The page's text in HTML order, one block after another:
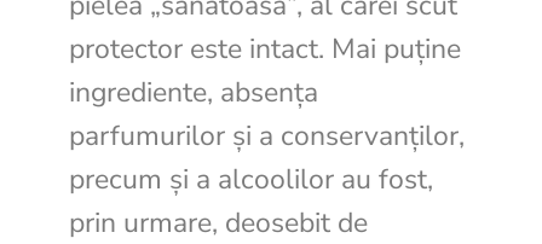
protector este intact. Mai puține
ingrediente, absența
parfumurilor și a conservanților,
precum și a alcoolilor au fost,
prin urmare, deosebit de